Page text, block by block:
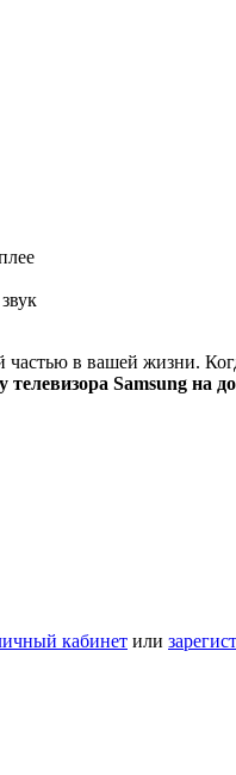
в вашей жизни.
телевизора Samsung на
кабинет или